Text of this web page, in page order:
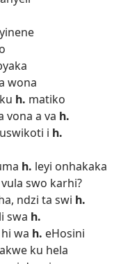
wona
h. matiko
vona a va h.
i h.
h. leyi onhakaka
swo karhi?
ndzi ta swi h.
swa h.
wa h. eHosini
ku hela